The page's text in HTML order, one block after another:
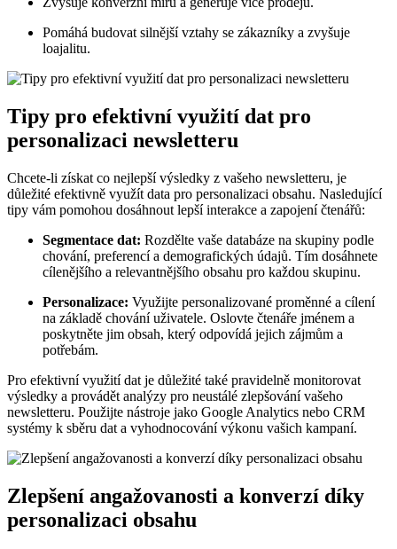
Pomáhá budovat silnější vztahy se zákazníky a zvyšuje
loajalitu.
Tipy pro efektivní využití dat pro
personalizaci newsletteru
Chcete-li získat co nejlepší výsledky z vašeho newsletteru, je
důležité efektivně využít data pro personalizaci obsahu. Nasledující
tipy vám pomohou dosáhnout lepší interakce a zapojení čtenářů:
Segmentace dat: Rozdělte vaše databáze na skupiny podle
chování, preferencí a demografických údajů. Tím dosáhnete
cílenějšího a relevantnějšího obsahu pro každou skupinu.
Personalizace: Využijte personalizované proměnné a cílení
na základě chování uživatele. Oslovte čtenáře jménem a
poskytněte jim obsah, který odpovídá jejich zájmům a
potřebám.
Pro efektivní využití dat je důležité také pravidelně monitorovat
výsledky a provádět analýzy pro neustálé zlepšování vašeho
newsletteru. Použijte nástroje jako Google Analytics nebo CRM
systémy k sběru dat a vyhodnocování výkonu vašich kampaní.
Zlepšení angažovanosti a konverzí díky
personalizaci obsahu